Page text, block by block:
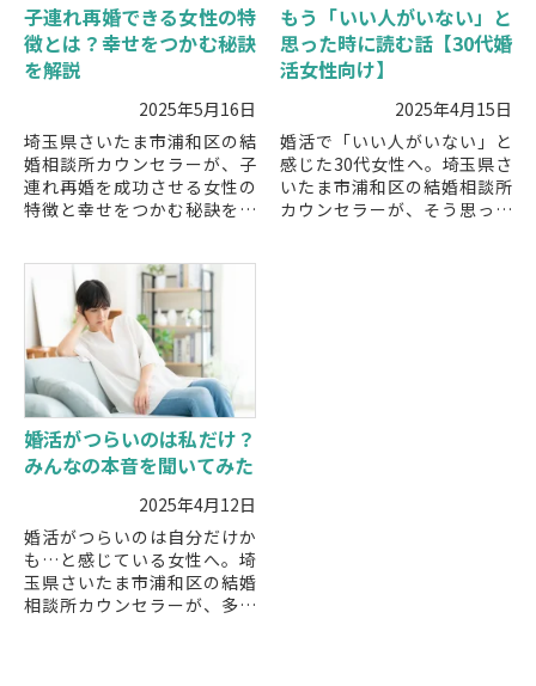
子連れ再婚できる女性の特
徴とは？幸せをつかむ秘訣
を解説
2025年5月16日
埼玉県さいたま市浦和区の結
婚相談所カウンセラーが、子
連れ再婚を成功させる女性の
特徴と幸せをつかむ秘訣を解
役立つポイントを紹介しま
す。
もう「いい人がいない」と
思った時に読む話【30代婚
活女性向け】
2025年4月15日
婚活で「いい人がいない」と
感じた30代女性へ。埼玉県さ
いたま市浦和区の結婚相談所
カウンセラーが、そう思って
婚活がつらいのは私だけ？
みんなの本音を聞いてみた
2025年4月12日
婚活がつらいのは自分だけか
も…と感じている女性へ。埼
玉県さいたま市浦和区の結婚
相談所カウンセラーが、多く